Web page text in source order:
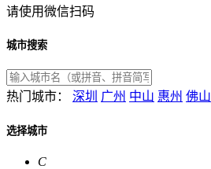
请使用微信扫码
城市搜索
热门城市： 深圳 广州 中山 惠州 佛山
选择城市
C